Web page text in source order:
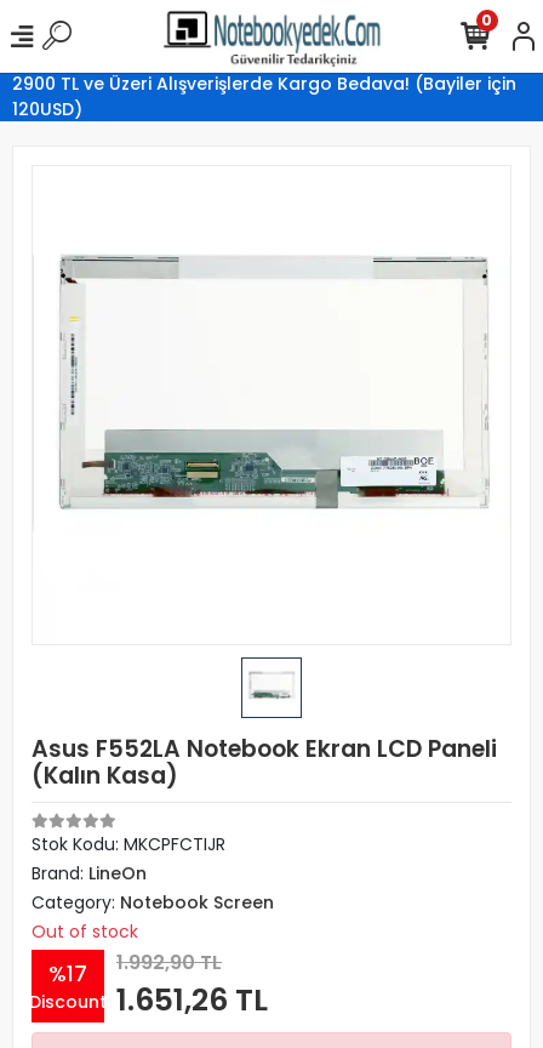
2900 TL ve Üzeri Alışverişlerde Kargo Bedava! (Bayiler için
120USD)
0
Asus F552LA Notebook Ekran LCD Paneli
(Kalın Kasa)
Stok Kodu: MKCPFCTIJR
Brand: LineOn
Category: Notebook Screen
Out of stock
%17
Discount
1.992,90 TL
1.651,26 TL